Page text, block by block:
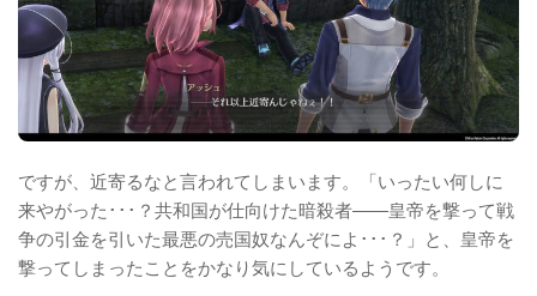
ですが、近寄るなと言われてしまいます。「いったい何しに
来やがった･･･？共和国が仕向けた暗殺者――皇帝を撃って戦
争の引金を引いた最悪の売国奴なんぞによ･･･？」と、皇帝を
撃ってしまったことをかなり気にしているようです。